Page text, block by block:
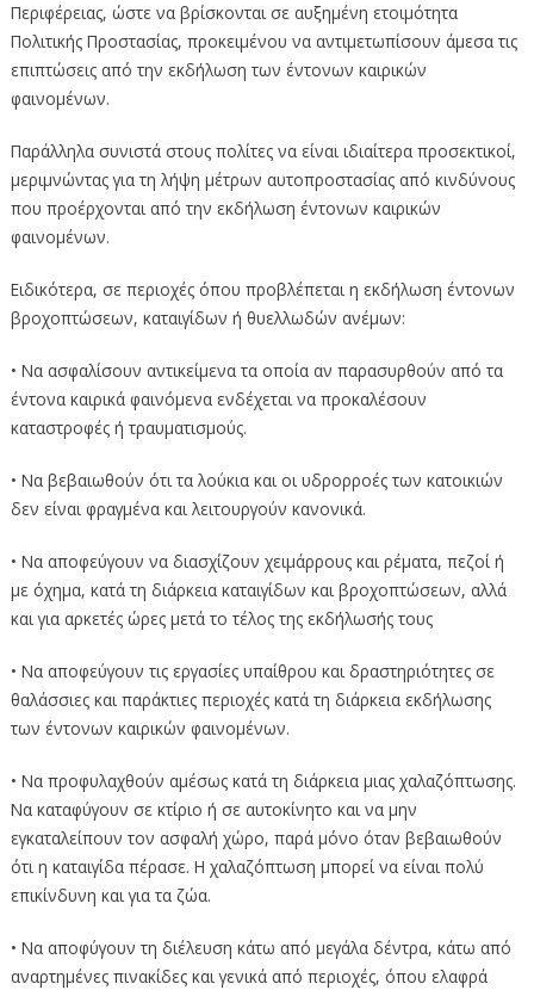
Περιφέρειας, ώστε να βρίσκονται σε αυξημένη ετοιμότητα
Πολιτικής Προστασίας, προκειμένου να αντιμετωπίσουν άμεσα τις
επιπτώσεις από την εκδήλωση των έντονων καιρικών
φαινομένων.
Παράλληλα συνιστά στους πολίτες να είναι ιδιαίτερα προσεκτικοί,
μεριμνώντας για τη λήψη μέτρων αυτοπροστασίας από κινδύνους
που προέρχονται από την εκδήλωση έντονων καιρικών
φαινομένων.
Ειδικότερα, σε περιοχές όπου προβλέπεται η εκδήλωση έντονων
βροχοπτώσεων, καταιγίδων ή θυελλωδών ανέμων:
• Να ασφαλίσουν αντικείμενα τα οποία αν παρασυρθούν από τα
έντονα καιρικά φαινόμενα ενδέχεται να προκαλέσουν
καταστροφές ή τραυματισμούς.
• Να βεβαιωθούν ότι τα λούκια και οι υδρορροές των κατοικιών
δεν είναι φραγμένα και λειτουργούν κανονικά.
• Να αποφεύγουν να διασχίζουν χειμάρρους και ρέματα, πεζοί ή
με όχημα, κατά τη διάρκεια καταιγίδων και βροχοπτώσεων, αλλά
και για αρκετές ώρες μετά το τέλος της εκδήλωσής τους
• Να αποφεύγουν τις εργασίες υπαίθρου και δραστηριότητες σε
θαλάσσιες και παράκτιες περιοχές κατά τη διάρκεια εκδήλωσης
των έντονων καιρικών φαινομένων.
• Να προφυλαχθούν αμέσως κατά τη διάρκεια μιας χαλαζόπτωσης.
Να καταφύγουν σε κτίριο ή σε αυτοκίνητο και να μην
εγκαταλείπουν τον ασφαλή χώρο, παρά μόνο όταν βεβαιωθούν
ότι η καταιγίδα πέρασε. Η χαλαζόπτωση μπορεί να είναι πολύ
επικίνδυνη και για τα ζώα.
• Να αποφύγουν τη διέλευση κάτω από μεγάλα δέντρα, κάτω από
αναρτημένες πινακίδες και γενικά από περιοχές, όπου ελαφρά